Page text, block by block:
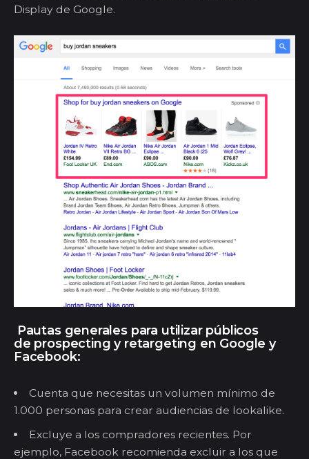
Display de Google.
Pautas generales para utilizar públicos
de prospecting y retargeting en Google y
Facebook:
Cuenta que necesitas un volumen mínimo de
1.000 personas para crear audiencias de lookalike.
Excluye a los compradores recientes. Por
ejemplo, Facebook recomienda excluir a los que